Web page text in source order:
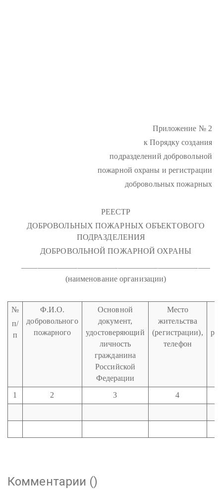
Приложение № 2
к Порядку создания
подразделений добровольной
пожарной охраны и регистрации
добровольных пожарных
РЕЕСТР
ДОБРОВОЛЬНЫХ ПОЖАРНЫХ ОБЪЕКТОВОГО
ПОДРАЗДЕЛЕНИЯ
ДОБРОВОЛЬНОЙ ПОЖАРНОЙ ОХРАНЫ
(наименование организации)
№
п/
п
Ф.И.О.
добровольного
пожарного
Основной
документ,
удостоверяющий
личность
гражданина
Российской
Федерации
Место
жительства
(регистрации),
телефон
1 2 3 4
Комментарии ()